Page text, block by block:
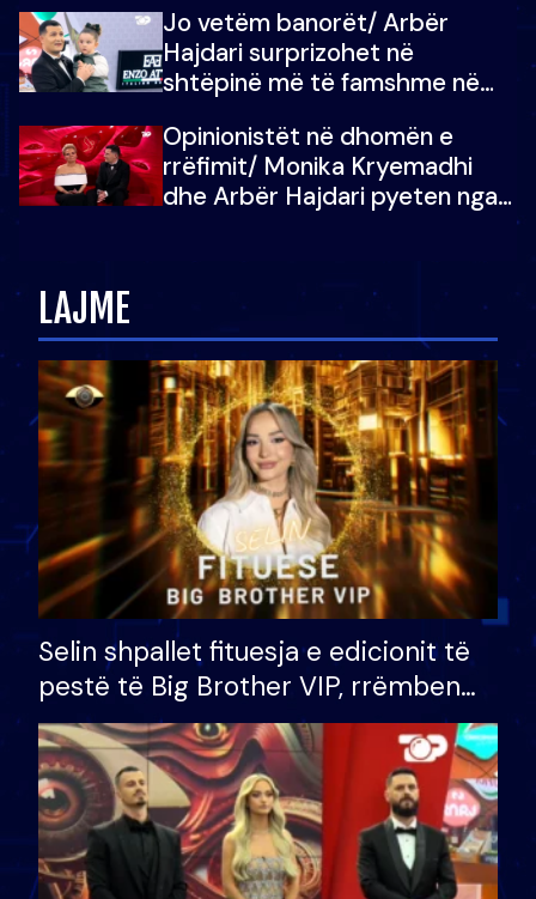
çoja luftën time deri në fund
Jo vetëm banorët/ Arbër
Hajdari surprizohet në
shtëpinë më të famshme në
vajzën e tij
Opinionistët në dhomën e
rrëfimit/ Monika Kryemadhi
dhe Arbër Hajdari pyeten nga
LAJME
Selin shpallet fituesja e edicionit të
pestë të Big Brother VIP, rrëmben
çmimin e madh prej 100 mijë eurosh